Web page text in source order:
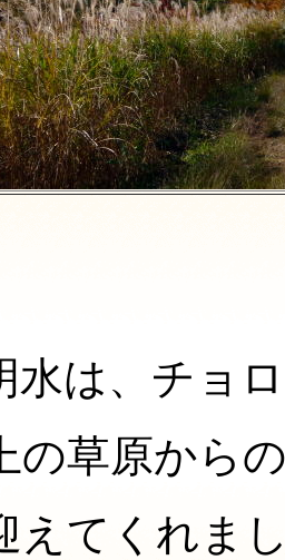
水は、チョ
の草原から
えてくれま